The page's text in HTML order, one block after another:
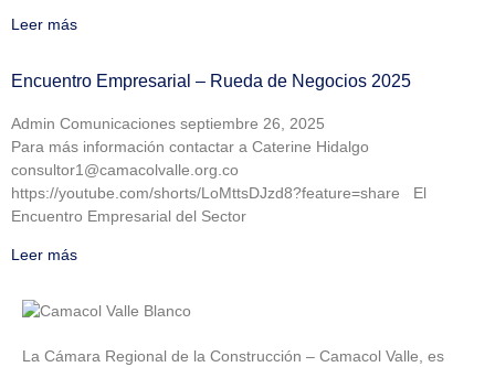
Leer más
Encuentro Empresarial – Rueda de Negocios 2025
Admin Comunicaciones septiembre 26, 2025
Para más información contactar a Caterine Hidalgo
consultor1@camacolvalle.org.co
https://youtube.com/shorts/LoMttsDJzd8?feature=share El
Encuentro Empresarial del Sector
Leer más
La Cámara Regional de la Construcción – Camacol Valle, es